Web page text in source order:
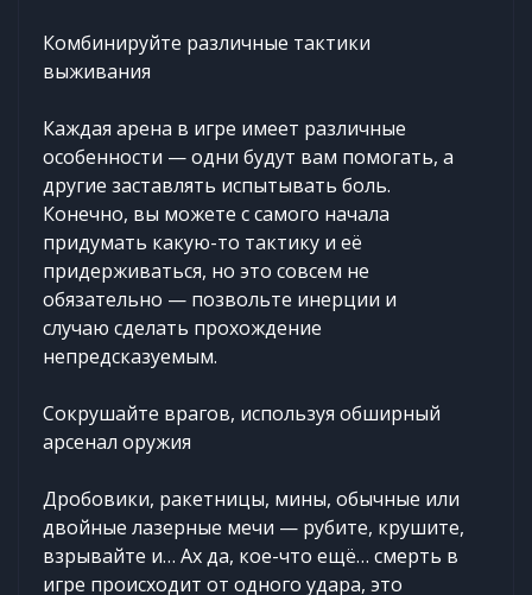
Комбинируйте различные тактики
выживания
Каждая арена в игре имеет различные
особенности — одни будут вам помогать, а
другие заставлять испытывать боль.
Конечно, вы можете с самого начала
придумать какую-то тактику и её
придерживаться, но это совсем не
обязательно — позвольте инерции и
случаю сделать прохождение
непредсказуемым.
Сокрушайте врагов, используя обширный
арсенал оружия
Дробовики, ракетницы, мины, обычные или
двойные лазерные мечи — рубите, крушите,
взрывайте и… Ах да, кое-что ещё… смерть в
игре происходит от одного удара, это